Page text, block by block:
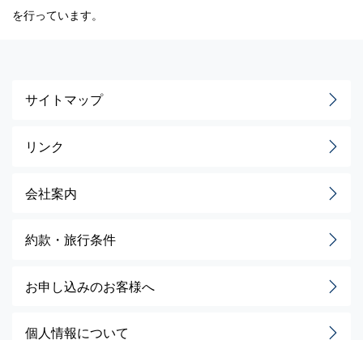
を行っています。
サイトマップ
リンク
会社案内
約款・旅行条件
お申し込みのお客様へ
個人情報について